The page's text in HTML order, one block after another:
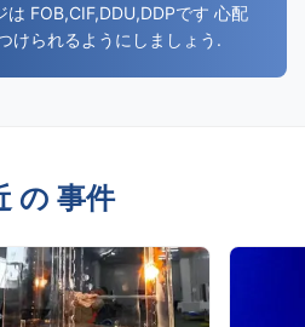
FOB,CIF,DDU,DDPです 心配
けられるようにしましょう.
の 事件